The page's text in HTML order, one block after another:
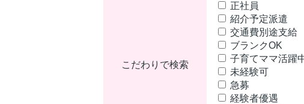
こだわりで検索
正社員
紹介予定派遣
交通費別途支給
ブランクOK
子育てママ活躍
未経験可
急募
経験者優遇